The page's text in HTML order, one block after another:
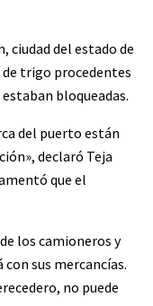
ciudad del estado de
de trigo procedentes
bloqueadas.
del puerto están
declaró Teja
que el
los camioneros y
sus mercancías.
no puede